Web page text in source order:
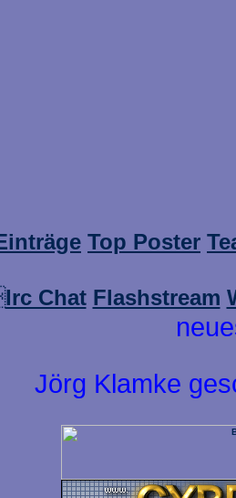
Top Poster
Irc Chat Flashstream
Jörg Klamke